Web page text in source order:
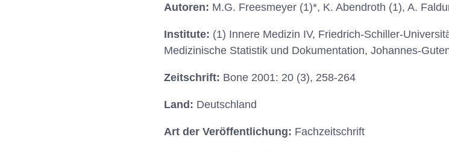
Autoren: M.G. Freesmeyer (1)*, K. Abendroth (1), A.
Institute: (1) Innere Medizin IV, Friedrich-Schiller-
Medizinische Statistik und Dokumentation, Johannes-
Zeitschrift: Bone 2001: 20 (3), 258-264
Land: Deutschland
Art der Veröffentlichung: Fachzeitschrift